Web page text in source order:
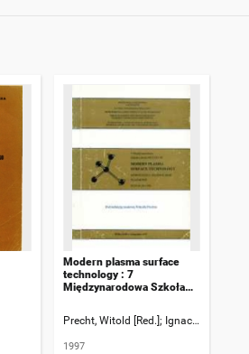
Modern plasma surface
technology : 7
Międzynarodowa Szkoła
Precht, Witold [Red.] Ignaciuk, Jerzy
1997